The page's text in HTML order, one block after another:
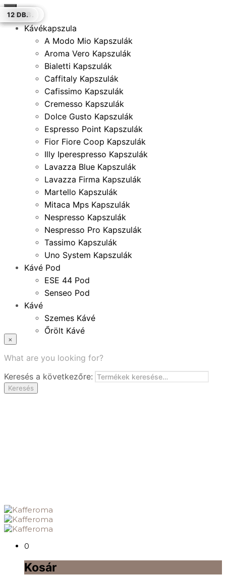
×
Kávékapszula
A Modo Mio Kapszulák
Aroma Vero Kapszulák
Bialetti Kapszulák
Caffitaly Kapszulák
Cafissimo Kapszulák
Cremesso Kapszulák
Dolce Gusto Kapszulák
Espresso Point Kapszulák
Fior Fiore Coop Kapszulák
Illy Iperespresso Kapszulák
Lavazza Blue Kapszulák
Lavazza Firma Kapszulák
Martello Kapszulák
Mitaca Mps Kapszulák
Nespresso Kapszulák
Nespresso Pro Kapszulák
Tassimo Kapszulák
Uno System Kapszulák
Kávé Pod
ESE 44 Pod
Senseo Pod
Kávé
Szemes Kávé
Őrölt Kávé
Instant Kávé
Zacskó Tea
Tartozékok
×
What are you looking for?
Keresés a következőre:
Keresés
0
Kosár
100 DB
100 DB.
16 DB.
12 DB.
100 DB.
100 DB.
12 DB.